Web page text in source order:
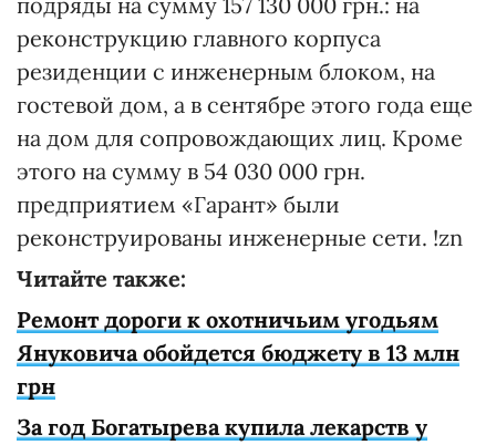
реконструкцию главного корпуса
резиденции с инженерным блоком, на
гостевой дом, а в сентябре этого года еще
на дом для сопровождающих лиц. Кроме
этого на сумму в 54 030 000 грн.
предприятием «Гарант» были
реконструированы инженерные сети. !zn
Читайте также:
Ремонт дороги к охотничьим угодьям
Януковича обойдется бюджету в 13 млн
грн
За год Богатырева купила лекарств у